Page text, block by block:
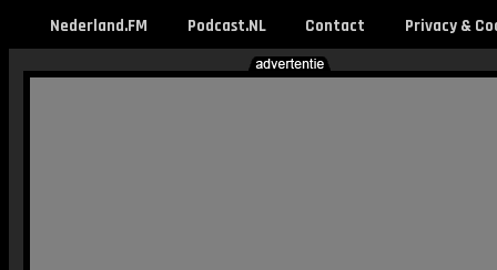
Nederland.FM Podcast.NL Contact Privacy &